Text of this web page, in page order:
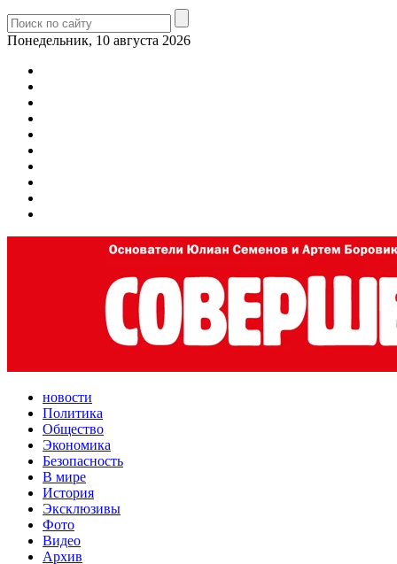
Понедельник, 10 августа 2026
новости
Политика
Общество
Экономика
Безопасность
В мире
История
Эксклюзивы
Фото
Видео
Архив